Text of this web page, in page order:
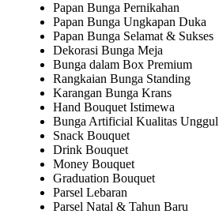
Papan Bunga Pernikahan
Papan Bunga Ungkapan Duka
Papan Bunga Selamat & Sukses
Dekorasi Bunga Meja
Bunga dalam Box Premium
Rangkaian Bunga Standing
Karangan Bunga Krans
Hand Bouquet Istimewa
Bunga Artificial Kualitas Unggul
Snack Bouquet
Drink Bouquet
Money Bouquet
Graduation Bouquet
Parsel Lebaran
Parsel Natal & Tahun Baru